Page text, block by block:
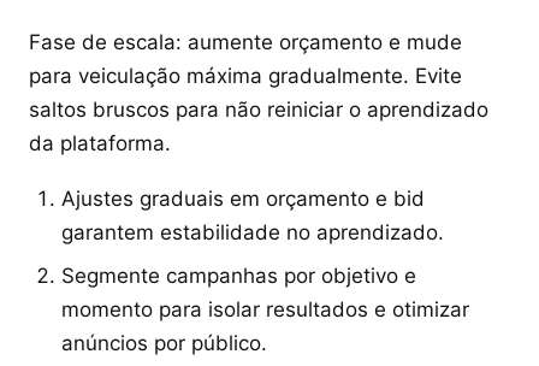
Fase de escala: aumente orçamento e mude
para veiculação máxima gradualmente. Evite
saltos bruscos para não reiniciar o aprendizado
da plataforma.
Ajustes graduais em orçamento e bid
garantem estabilidade no aprendizado.
Segmente campanhas por objetivo e
momento para isolar resultados e otimizar
anúncios por público.